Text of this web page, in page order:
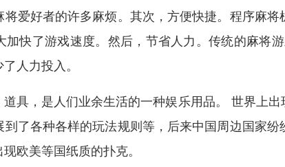
爱好者的许多麻烦。其次，方便快捷。程序麻
加快了游戏速度。然后，节省人力。传统的麻将
人力投入。
道具，是人们业余生活的一种娱乐用品。 世界上
了各种各样的玩法规则等，后来中国周边国家
欧美等国纸质的扑克。